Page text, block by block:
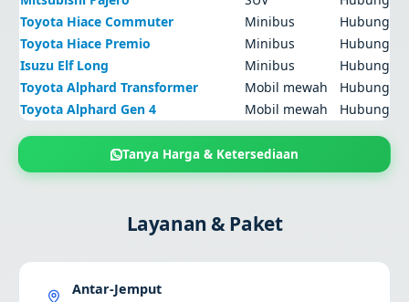
Toyota Hiace Commuter
Minibus
Hubungi
Toyota Hiace Premio
Minibus
Hubungi
Isuzu Elf Long
Minibus
Hubungi
Toyota Alphard Transformer
Mobil mewah
Hubungi
Toyota Alphard Gen 4
Mobil mewah Hubungi
Tanya Harga & Ketersediaan
Layanan & Paket
Antar-Jemput